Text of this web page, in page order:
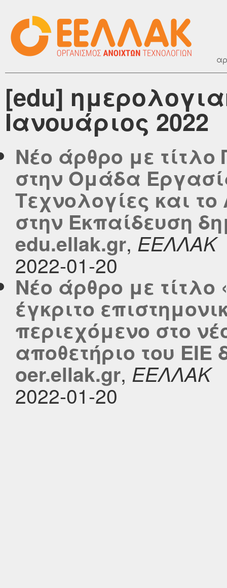
[edu]
Ιανουάριος 2022
Νέο άρθρο με
στην Ομάδα
Τεχνολογίες και
στην Εκπαίδευση
edu.ellak.gr, ΕΕΛΛΑΚ
2022-01-20
Νέο άρθρο με τίτλο
έγκριτο
περιεχόμενο στο
αποθετήριο του ΕΙΕ
oer.ellak.gr, ΕΕΛΛΑΚ
2022-01-20